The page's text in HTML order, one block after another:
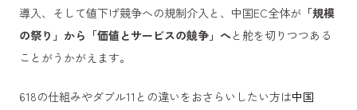
導入、そして値下げ競争への規制介入と、中国EC全体が「規模
の祭り」から「価値とサービスの競争」へと舵を切りつつある
ことがうかがえます。
618の仕組みやダブル11との違いをおさらいしたい方は中国